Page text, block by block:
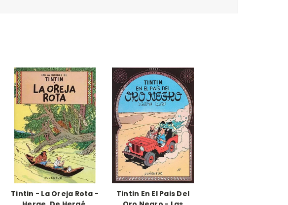
Tintin - La Oreja Rota -
Tintin En El Pais Del